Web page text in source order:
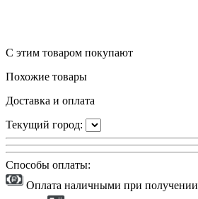
С этим товаром покупают
Похожие товары
Доставка и оплата
Текущий город:
Способы оплаты:
Оплата наличными при получении